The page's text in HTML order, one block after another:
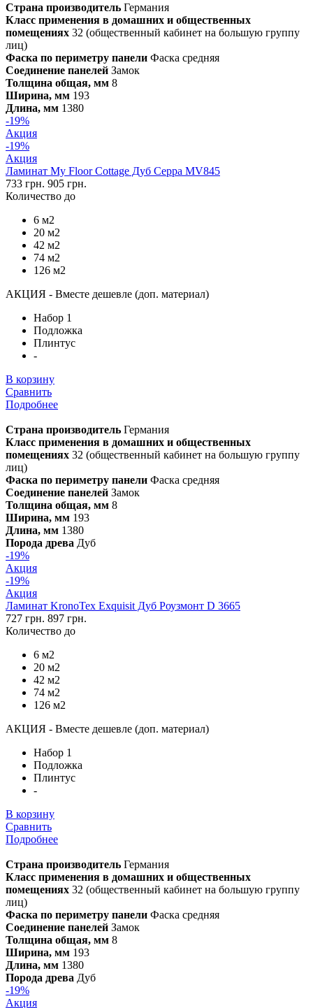
Страна производитель Германия
Класс применения в домашних и общественных
помещениях 32 (общественный кабинет на большую группу
лиц)
Фаска по периметру панели Фаска средняя
Соединение панелей Замок
Толщина общая, мм 8
Ширина, мм 193
Длина, мм 1380
-19%
Акция
-19%
Акция
Ламинат My Floor Cottage Дуб Серра MV845
733 грн. 905 грн.
Количество до
6 м2
20 м2
42 м2
74 м2
126 м2
АКЦИЯ - Вместе дешевле (доп. материал)
Набор 1
Подложка
Плинтус
-
В корзину
Сравнить
Подробнее
Страна производитель Германия
Класс применения в домашних и общественных
помещениях 32 (общественный кабинет на большую группу
лиц)
Фаска по периметру панели Фаска средняя
Соединение панелей Замок
Толщина общая, мм 8
Ширина, мм 193
Длина, мм 1380
Порода древа Дуб
-19%
Акция
-19%
Акция
Ламинат KronoTex Exquisit Дуб Роузмонт D 3665
727 грн. 897 грн.
Количество до
6 м2
20 м2
42 м2
74 м2
126 м2
АКЦИЯ - Вместе дешевле (доп. материал)
Набор 1
Подложка
Плинтус
-
В корзину
Сравнить
Подробнее
Страна производитель Германия
Класс применения в домашних и общественных
помещениях 32 (общественный кабинет на большую группу
лиц)
Фаска по периметру панели Фаска средняя
Соединение панелей Замок
Толщина общая, мм 8
Ширина, мм 193
Длина, мм 1380
Порода древа Дуб
-19%
Акция